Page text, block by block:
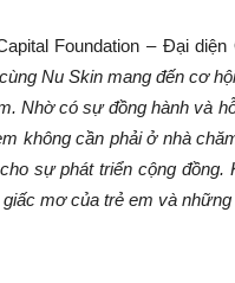
Foundation – Đại
Nu Skin mang đến cơ
Nhờ có sự đồng hành và
không cần phải ở nhà
sự phát triển cộng đồng.
mơ của trẻ em và